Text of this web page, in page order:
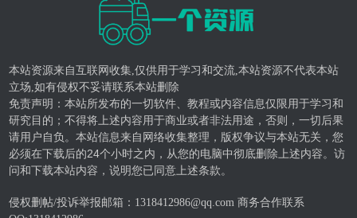
本站资源来自互联网收集,仅供用于学习和交流,本站资源不代表本站
立场,如有侵权不妥请联系本站删除
免责声明：本站所发布的一切软件、教程或内容信息仅限用于学习和
研究目的；不得将上述内容用于商业或者非法用途，否则，一切后果
请用户自负。本站信息来自网络收集整理，版权争议与本站无关，您
必须在下载后的24个小时之内，从您的电脑中彻底删除上述内容。访
问和下载本站内容，说明您已同意上述条款。
侵权删帖/投诉举报邮箱：1318412986@qq.com 商务合作联系